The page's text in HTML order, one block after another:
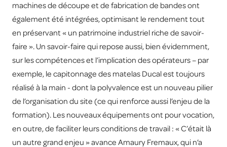
machines de découpe et de fabrication de bandes ont
également été intégrées, optimisant le rendement tout
en préservant « un patrimoine industriel riche de savoir-
faire ». Un savoir-faire qui repose aussi, bien évidemment,
sur les compétences et l’implication des opérateurs – par
exemple, le capitonnage des matelas Ducal est toujours
réalisé à la main - dont la polyvalence est un nouveau pilier
de l’organisation du site (ce qui renforce aussi l’enjeu de la
formation). Les nouveaux équipements ont pour vocation,
en outre, de faciliter leurs conditions de travail : « C’était là
un autre grand enjeu » avance Amaury Fremaux, qui n’a